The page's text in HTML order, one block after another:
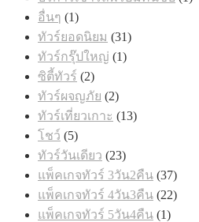
อื่นๆ 11
สินค้า
ทัวร์ยอดนิยม 3131
ทัวร์กรุ๊ปใหญ่ 11
ซิตี้ทัวร์ 22
สินค้า
ทัวร์ผจญภัย 22
สินค้า
ทัวร์เที่ยวเกาะ 1313
โชว์ 55
สินค้า
ทัวร์วันเดียว 2323
สินค้า
แพ็คเกจทัวร์ 3วัน2คืน 3737
สินค้า
แพ็คเกจทัวร์ 4วัน3คืน 2222
แพ็คเกจทัวร์ 5วัน4คืน 11